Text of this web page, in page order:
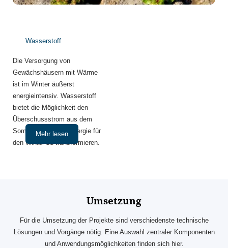
Wasserstoff
Die Versorgung von
Gewächshäusern mit Wärme
ist im Winter äußerst
energieintensiv. Wasserstoff
bietet die Möglichkeit den
Überschussstrom aus dem
Sommer zu Wärmeenergie für
den Winter zu transformieren.
Mehr lesen
Umsetzung
Für die Umsetzung der Projekte sind verschiedenste technische
Lösungen und Vorgänge nötig. Eine Auswahl zentraler Komponenten
und Anwendungsmöglichkeiten finden sich hier.